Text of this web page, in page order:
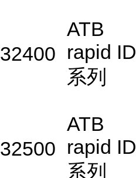
32400
ATB
rapid ID
系列
32500
ATB
rapid ID
系列